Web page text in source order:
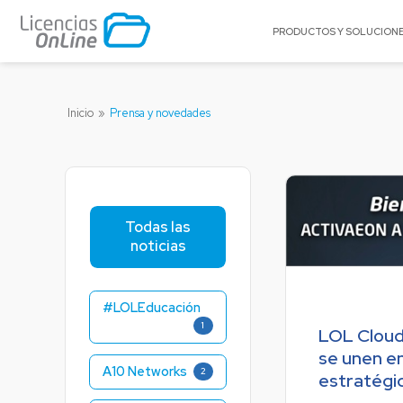
PRODUCTOS Y
Pequeñas y Medianas Empresas
Proveedores de Servicios
Archer
BitTitan
Check Point
Inicio » Prensa y novedades
Todas las
noticias
#LOLEducación
1
A10 Networks 2
LOL
se unen